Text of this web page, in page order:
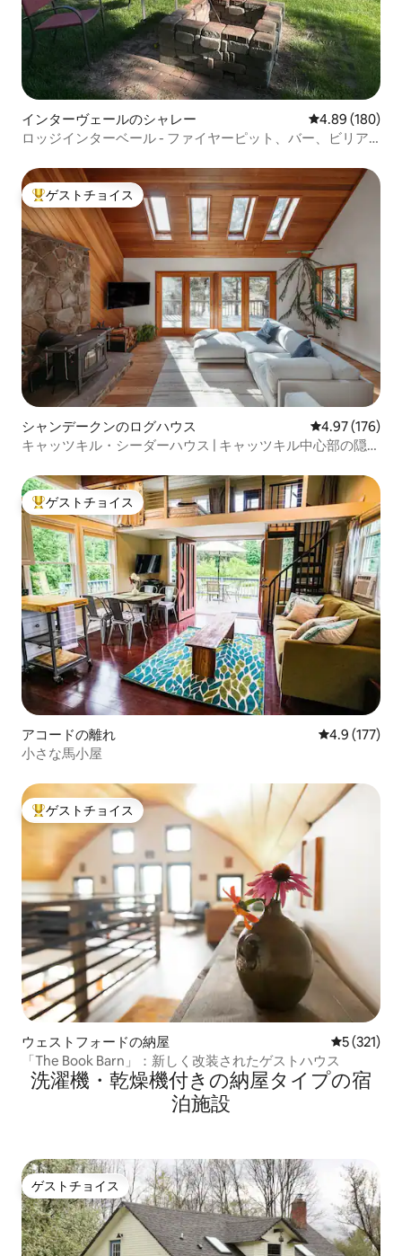
インターヴェールのシャレー レビュー180
4.89 (180)
ロッジインターベール - ファイヤーピット、バー、ビリア
大好評のゲストチョイスです。
ゲストチョイス
シャンデークンのログハウス レビュー176
4.97 (176)
キャッツキル・シーダーハウス | キャッツキル中心部の隠れ
大好評のゲストチョイスです。
ゲストチョイス
アコードの離れ レビュー177
4.9 (177)
小さな馬小屋
大好評のゲストチョイスです。
ゲストチョイス
ウェストフォードの納屋 レビュー
5 (321)
「The Book Barn」：新しく改装されたゲストハウス
洗濯機・乾燥機付きの納屋タイプの宿
泊施設
ゲストチョイス
ゲストチョイス